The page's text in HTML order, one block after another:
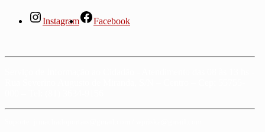
Instagram Facebook